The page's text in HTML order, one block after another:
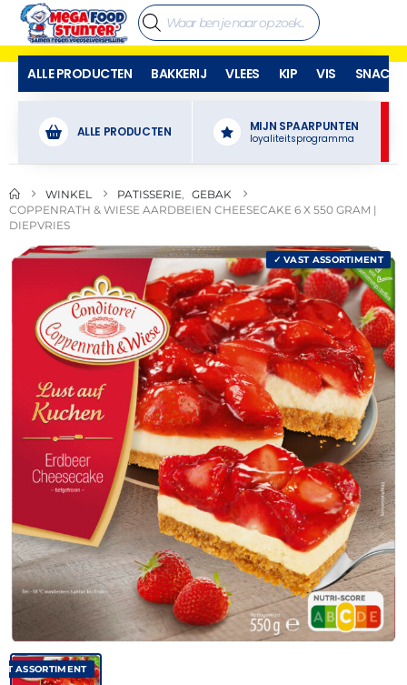
ALLE PRODUCTEN BAKKERIJ VLEES KIP VIS SNACKS
ALLE PRODUCTEN MIJN SPAARPUNTEN
loyaliteitsprogramma
WINKEL PATISSERIE
GEBAK
COPPENRATH & WIESE AARDBEIEN CHEESECAKE 6 X 550 GRAM |
DIEPVRIES
✓ VAST ASSORTIMENT
ASSORTIMENT